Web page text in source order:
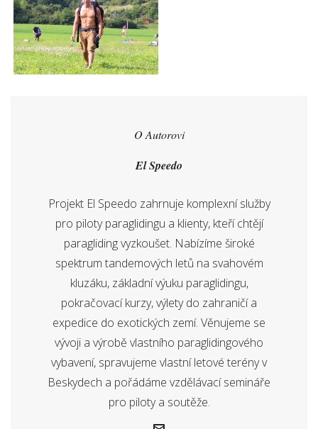
O Autorovi
El Speedo
Projekt El Speedo zahrnuje komplexní služby
pro piloty paraglidingu a klienty, kteří chtějí
paragliding vyzkoušet. Nabízíme široké
spektrum tandemových letů na svahovém
kluzáku, základní výuku paraglidingu,
pokračovací kurzy, výlety do zahraničí a
expedice do exotických zemí. Věnujeme se
vývoji a výrobě vlastního paraglidingového
vybavení, spravujeme vlastní letové terény v
Beskydech a pořádáme vzdělávací semináře
pro piloty a soutěže.